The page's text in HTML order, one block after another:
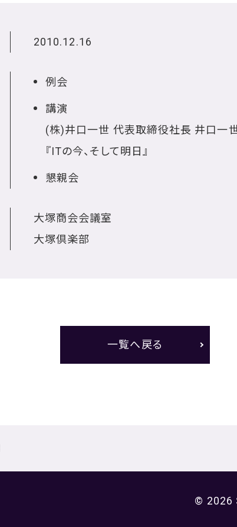
2010.12.16
例会
講演
(株)井口一世 代表取締役社長 井口一
『ITの今、そして明日』
懇親会
大塚商会会議室
大塚倶楽部
一覧へ戻る
© 2026